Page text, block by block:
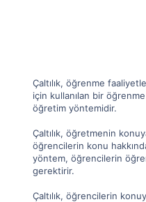
Çaltılık, öğrenme
için kullanılan bir
öğretim yöntemidir.
Çaltılık, öğretmenin
öğrencilerin konu
yöntem, öğrencilerin
gerektirir.
Çaltılık, öğrencilerin